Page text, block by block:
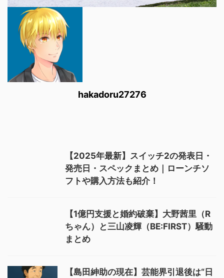
hakadoru27276
【2025年最新】スイッチ2の発表日・
発売日・スペックまとめ｜ローンチソ
フトや購入方法も紹介！
【1億円支援と婚約破棄】大野茜里（R
ちゃん）と三山凌輝（BE:FIRST）騒動
まとめ
【島田紳助の現在】芸能界引退後は“日